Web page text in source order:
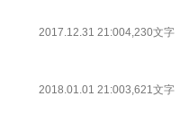
2017.12.31 21:004,230文字
2018.01.01 21:003,621文字